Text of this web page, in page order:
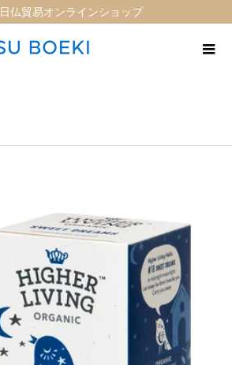
日仏貿易オンラインショップ